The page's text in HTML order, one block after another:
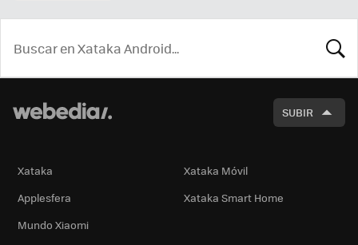
SUBIR
Xataka
Xataka Móvil
Applesfera
Xataka Smart Home
Mundo Xiaomi